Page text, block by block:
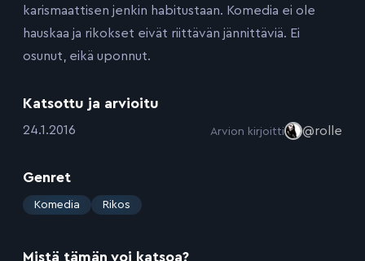
karismaattisen jenkin habitustaan. Komedia ei ole
hauskaa ja rikokset eivät riittävän jännittäviä. Ei
osunut, eikä uponnut.
Katsottu ja arvioitu
:24.1.2016 Arvion kirjoitti @rolle
Genret
: Komedia Rikos
Mistä tämän voi katsoa?